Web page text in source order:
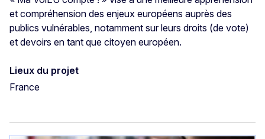
et compréhension des enjeux européens auprès des
publics vulnérables, notamment sur leurs droits (de vote)
et devoirs en tant que citoyen européen.
Lieux du projet
France